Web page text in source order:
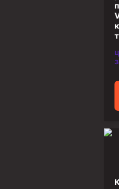
Оборудование для
Системы верхнего привода